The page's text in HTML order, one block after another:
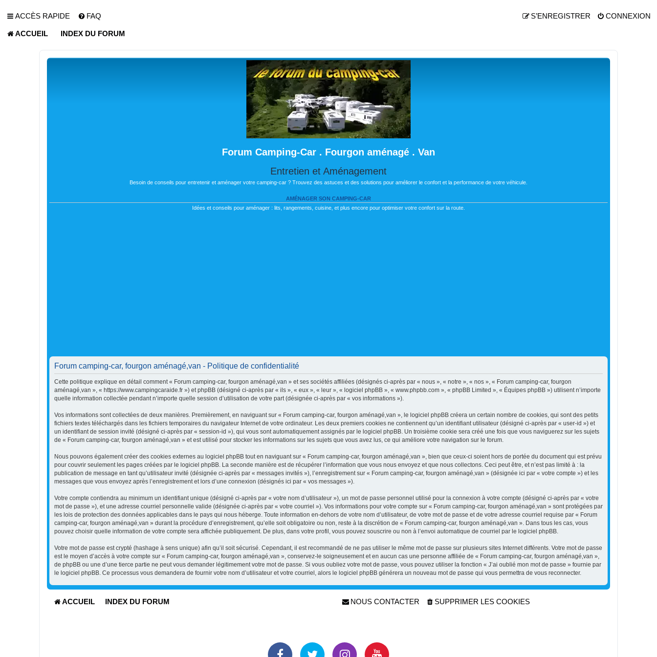
ACCÈS RAPIDE FAQ CONNEXION
S’ENREGISTRER
ACCUEIL INDEX DU FORUM
Forum Camping-Car . Fourgon aménagé . Van
Entretien et Aménagement
Besoin de conseils pour entretenir et aménager votre camping-car ? Trouvez des astuces et des solutions pour améliorer le confort et la performance de votre véhicule.
AMÉNAGER SON CAMPING-CAR
Idées et conseils pour aménager : lits, rangements, cuisine, et plus encore pour optimiser votre confort sur la route.
Forum camping-car, fourgon aménagé,van - Politique de confidentialité
Cette politique explique en détail comment « Forum camping-car, fourgon aménagé,van » et ses sociétés affiliées (désignés ci-après par « nous », « notre », « nos », « Forum camping-car, fourgon
aménagé,van », « https://www.campingcaraide.fr ») et phpBB (désigné ci-après par « ils », « eux », « leur », « logiciel phpBB », « www.phpbb.com », « phpBB Limited », « Équipes phpBB ») utilisent n’importe
quelle information collectée pendant n’importe quelle session d’utilisation de votre part (désignée ci-après par « vos informations »).
Vos informations sont collectées de deux manières. Premièrement, en naviguant sur « Forum camping-car, fourgon aménagé,van », le logiciel phpBB créera un certain nombre de cookies, qui sont des petits
fichiers textes téléchargés dans les fichiers temporaires du navigateur Internet de votre ordinateur. Les deux premiers cookies ne contiennent qu’un identifiant utilisateur (désigné ci-après par « user-id ») et
un identifiant de session invité (désigné ci-après par « session-id »), qui vous sont automatiquement assignés par le logiciel phpBB. Un troisième cookie sera créé une fois que vous naviguerez sur les sujets
de « Forum camping-car, fourgon aménagé,van » et est utilisé pour stocker les informations sur les sujets que vous avez lus, ce qui améliore votre navigation sur le forum.
Nous pouvons également créer des cookies externes au logiciel phpBB tout en naviguant sur « Forum camping-car, fourgon aménagé,van », bien que ceux-ci soient hors de portée du document qui est prévu
pour couvrir seulement les pages créées par le logiciel phpBB. La seconde manière est de récupérer l’information que vous nous envoyez et que nous collectons. Ceci peut être, et n’est pas limité à : la
publication de message en tant qu’utilisateur invité (désignée ci-après par « messages invités »), l’enregistrement sur « Forum camping-car, fourgon aménagé,van » (désignée ici par « votre compte ») et les
messages que vous envoyez après l’enregistrement et lors d’une connexion (désignés ici par « vos messages »).
Votre compte contiendra au minimum un identifiant unique (désigné ci-après par « votre nom d’utilisateur »), un mot de passe personnel utilisé pour la connexion à votre compte (désigné ci-après par « votre
mot de passe »), et une adresse courriel personnelle valide (désignée ci-après par « votre courriel »). Vos informations pour votre compte sur « Forum camping-car, fourgon aménagé,van » sont protégées par
les lois de protection des données applicables dans le pays qui nous héberge. Toute information en-dehors de votre nom d’utilisateur, de votre mot de passe et de votre adresse courriel requise par « Forum
camping-car, fourgon aménagé,van » durant la procédure d’enregistrement, qu’elle soit obligatoire ou non, reste à la discrétion de « Forum camping-car, fourgon aménagé,van ». Dans tous les cas, vous
pouvez choisir quelle information de votre compte sera affichée publiquement. De plus, dans votre profil, vous pouvez souscrire ou non à l’envoi automatique de courriel par le logiciel phpBB.
Votre mot de passe est crypté (hashage à sens unique) afin qu’il soit sécurisé. Cependant, il est recommandé de ne pas utiliser le même mot de passe sur plusieurs sites Internet différents. Votre mot de passe
est le moyen d’accès à votre compte sur « Forum camping-car, fourgon aménagé,van », conservez-le soigneusement et en aucun cas une personne affiliée de « Forum camping-car, fourgon aménagé,van »,
de phpBB ou une d’une tierce partie ne peut vous demander légitimement votre mot de passe. Si vous oubliez votre mot de passe, vous pouvez utiliser la fonction « J’ai oublié mon mot de passe » fournie par
le logiciel phpBB. Ce processus vous demandera de fournir votre nom d’utilisateur et votre courriel, alors le logiciel phpBB générera un nouveau mot de passe qui vous permettra de vous reconnecter.
ACCUEIL INDEX DU FORUM SUPPRIMER LES COOKIES
NOUS CONTACTER